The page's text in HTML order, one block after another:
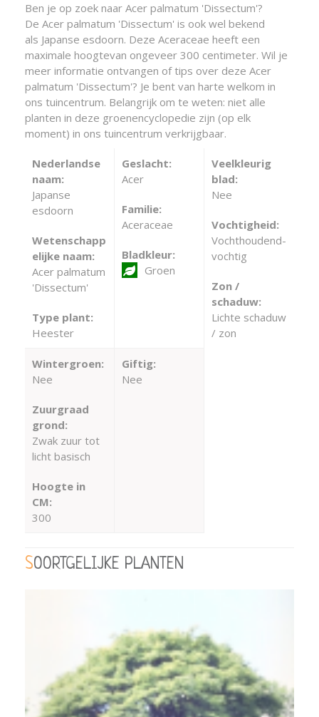
Ben je op zoek naar Acer palmatum 'Dissectum'?
De Acer palmatum 'Dissectum' is ook wel bekend
als Japanse esdoorn. Deze Aceraceae heeft een
maximale hoogtevan ongeveer 300 centimeter. Wil je
meer informatie ontvangen of tips over deze Acer
palmatum 'Dissectum'? Je bent van harte welkom in
ons tuincentrum. Belangrijk om te weten: niet alle
planten in deze groenencyclopedie zijn (op elk
moment) in ons tuincentrum verkrijgbaar.
Nederlandse
naam:
Japanse
esdoorn
Wetenschapp
elijke naam:
Acer palmatum
'Dissectum'
Type plant:
Heester
Geslacht:
Acer
Familie:
Aceraceae
Bladkleur:
Groen
Veelkleurig
blad:
Nee
Vochtigheid:
Vochthoudend-
vochtig
Zon /
schaduw:
Lichte schaduw
/ zon
Wintergroen:
Nee
Zuurgraad
grond:
Zwak zuur tot
licht basisch
Hoogte in
CM:
300
Giftig:
Nee
SOORTGELIJKE PLANTEN